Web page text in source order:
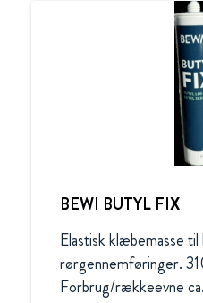
BEWI BUTYL FIX
Elastisk klæbemasse
rørgennemføringer.
Forbrug/rækkeevne